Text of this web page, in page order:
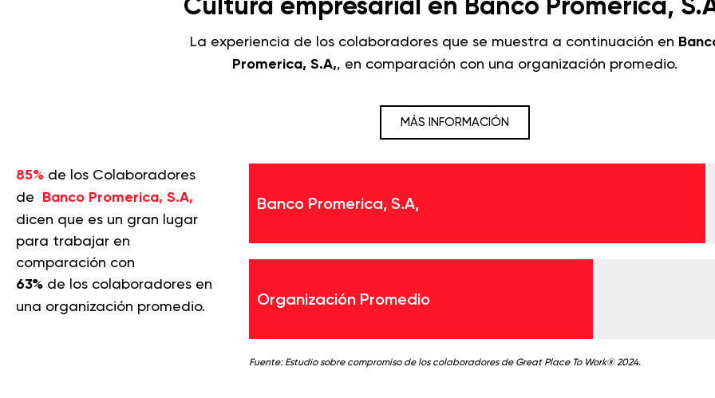
La experiencia de los colaboradores que se muestra a continuación en
Promerica, S.A,, en comparación con una organización promedio.
MÁS INFORMACIÓN
85% de los Colaboradores
de Banco Promerica, S.A,
dicen que es un gran lugar
para trabajar en
comparación con
63% de los colaboradores en
una organización promedio.
Banco Promerica, S.A,
Organización Promedio
Fuente: Estudio sobre compromiso de los colaboradores de Great Place To Work® 2024.